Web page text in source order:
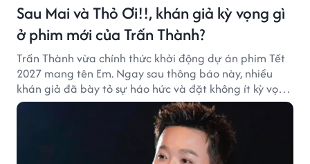
Sau Mai và Thỏ Ơi!!, khán giả kỳ vọng gì
ở phim mới của Trấn Thành?
Trấn Thành vừa chính thức khởi động dự án phim Tết
2027 mang tên Em. Ngay sau thông báo này, nhiều
khán giả đã bày tỏ sự háo hức và đặt không ít kỳ vọng
vào bộ phim mới của Trấn Thành.